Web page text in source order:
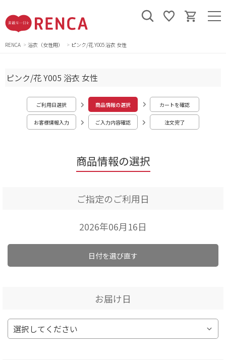
RENCA 浴衣（女性用） ピンク/花 Y005 浴衣 女性
商品情報の選択
ピンク/花 Y005 浴衣 女性
ご利用日選択 商品情報の選択 カートを確認
お客様情報入力 ご入力内容確認 注文完了
ご指定のご利用日
2026年06月16日
日付を選び直す
お届け日